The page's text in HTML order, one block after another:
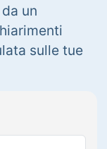
un
sulle tue